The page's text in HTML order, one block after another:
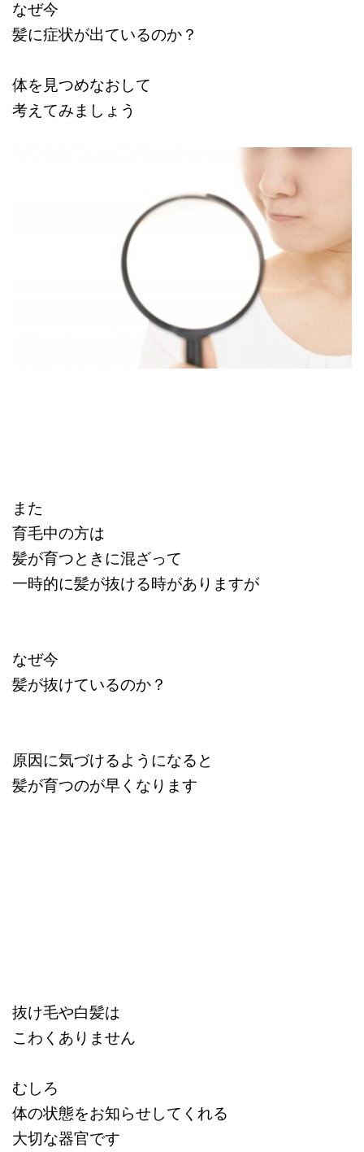
なぜ今
髪に症状が出ているのか？
体を見つめなおして
考えてみましょう
また
育毛中の方は
髪が育つときに混ざって
一時的に髪が抜ける時がありますが
なぜ今
髪が抜けているのか？
原因に気づけるようになると
髪が育つのが早くなります
抜け毛や白髪は
こわくありません
むしろ
体の状態をお知らせしてくれる
大切な器官です